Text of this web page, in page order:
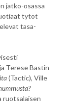
jatko-osassa
tytöt
tasa-
Terese Bastin
(Tactic), Ville
ruotsalaisen